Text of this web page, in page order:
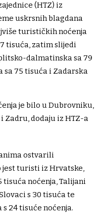
(HTZ) iz
uskrsnih blagdana
turističkih noćenja
tisuća, zatim slijedi
dalmatinska sa 79
75 tisuća i Zadarska
je bilo u Dubrovniku,
Zadru, dodaju iz HTZ-a
ostvarili
jest turisti iz Hrvatske,
tisuća noćenja, Talijani
s 30 tisuća te
24 tisuće noćenja.